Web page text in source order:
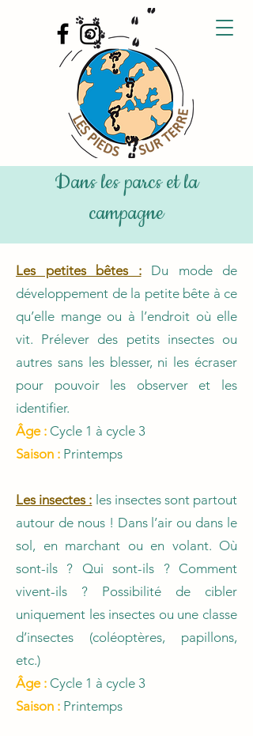
Dans les parcs et la
campagne
Les petites bêtes :Du mode de
développement de la petite bête à ce
qu’elle mange ou à l’endroit où elle
vit. Prélever des petits insectes ou
autres sans les blesser, ni les écraser
pour pouvoir les observer et les
identifier.
Âge : Cycle 1 à cycle 3
Saison : Printemps
Les insectes : les insectes sont partout
autour de nous ! Dans l’air ou dans le
sol, en marchant ou en volant. Où
sont-ils ? Qui sont-ils ? Comment
vivent-ils ? Possibilité de cibler
uniquement les insectes ou une classe
d’insectes (coléoptères, papillons,
etc.)
Âge : Cycle 1 à cycle 3
Saison : Printemps